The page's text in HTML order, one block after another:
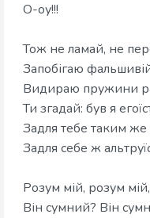
О-оу!!!
Тож не ламай, не
Запобігаю
Видираю пружини
Ти згадай: був я
Задля тебе таким же
Задля себе ж
Розум мій, розум
Він сумний? Він